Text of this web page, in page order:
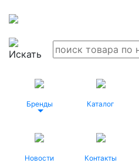
Бренды Каталог
Новости Контакты